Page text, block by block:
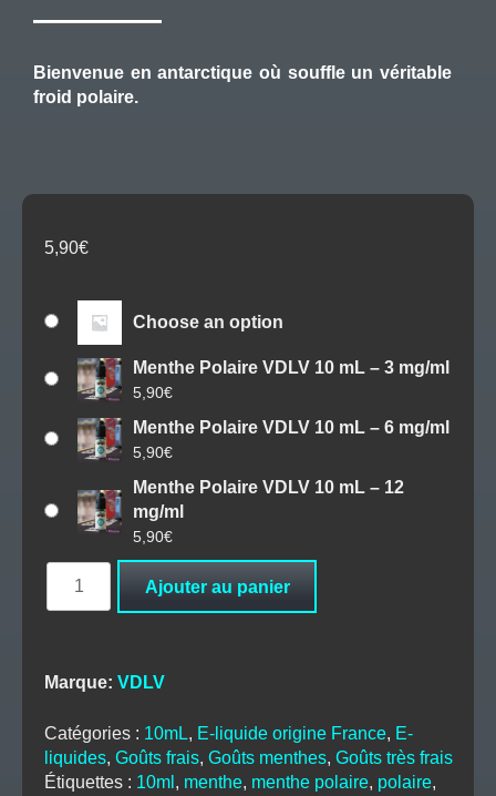
Bienvenue en antarctique où souffle un véritable
froid polaire.
5,90€
Choose an option
Menthe Polaire VDLV 10 mL – 3 mg/ml
5,90€
Menthe Polaire VDLV 10 mL – 6 mg/ml
5,90€
Menthe Polaire VDLV 10 mL – 12
mg/ml
5,90€
10
Ajouter au panier
Marque: VDLV
Catégories : 10mL, E-liquide origine France, E-
liquides, Goûts frais, Goûts menthes, Goûts très frais
Étiquettes : 10ml , menthe, menthe polaire, polaire,